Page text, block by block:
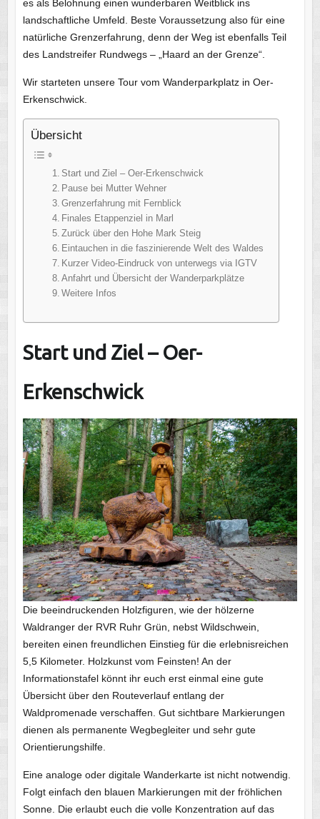
es als Belohnung einen wunderbaren Weitblick ins
landschaftliche Umfeld. Beste Voraussetzung also für eine
natürliche Grenzerfahrung, denn der Weg ist ebenfalls Teil
des Landstreifer Rundwegs – „Haard an der Grenze“.
Wir starteten unsere Tour vom Wanderparkplatz in Oer-
Erkenschwick.
Übersicht
Start und Ziel – Oer-Erkenschwick
Pause bei Mutter Wehner
Grenzerfahrung mit Fernblick
Finales Etappenziel in Marl
Zurück über den Hohe Mark Steig
Eintauchen in die faszinierende Welt des Waldes
Kurzer Video-Eindruck von unterwegs via IGTV
Anfahrt und Übersicht der Wanderparkplätze
Weitere Infos
Start und Ziel – Oer-
Erkenschwick
Die beeindruckenden Holzfiguren, wie der hölzerne
Waldranger der RVR Ruhr Grün, nebst Wildschwein,
bereiten einen freundlichen Einstieg für die erlebnisreichen
5,5 Kilometer. Holzkunst vom Feinsten! An der
Informationstafel könnt ihr euch erst einmal eine gute
Übersicht über den Routeverlauf entlang der
Waldpromenade verschaffen. Gut sichtbare Markierungen
dienen als permanente Wegbegleiter und sehr gute
Orientierungshilfe.
Eine analoge oder digitale Wanderkarte ist nicht notwendig.
Folgt einfach den blauen Markierungen mit der fröhlichen
Sonne. Die erlaubt euch die volle Konzentration auf das